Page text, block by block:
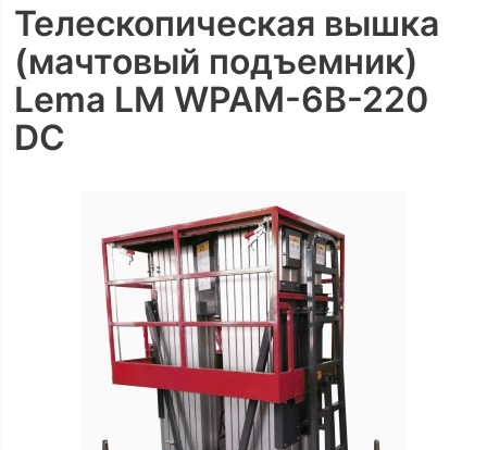
Телескопическая вышка
(мачтовый подъемник)
Lema LM WPAM-6B-220
DC